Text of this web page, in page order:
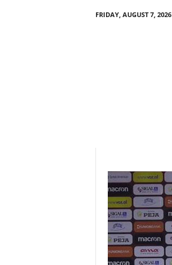
FRIDAY, AUGUST 7, 2026